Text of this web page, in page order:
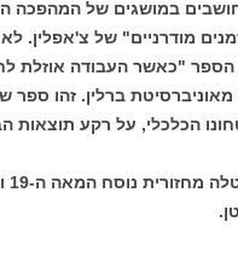
במושגים של המהפכה
מודרניים" של צ'אפלין. לא
הספר "כאשר העבודה אוזלת
ברלין. זהו ספר
הכלכלי, על רקע תוצאות